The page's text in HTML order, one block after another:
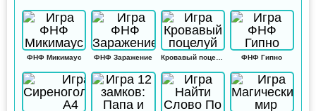
ФНФ Микимаус ФНФ Заражение Кровавый поцелуй ФНФ Гипно